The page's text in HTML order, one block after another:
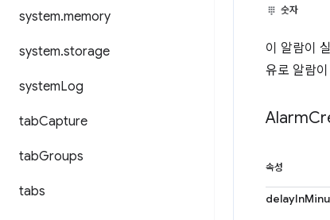
system.memory
system.storage
systemLog
tabCapture
tabGroups
tabs
숫자
이 알람이
유로 알람
Alarm
속성